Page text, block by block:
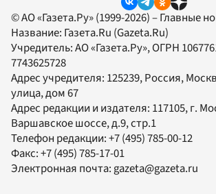
© АО «Газета.Ру» (1999-2026) – Главные
Название: Газета.Ru (Gazeta.Ru)
Учредитель:АО «Газета.Ру», ОГРН
7743625728
Адрес учредителя: 125239, Россия,
улица, дом 67
Адрес редакции и издателя: 117105, г.
Варшавское шоссе, д.9, стр.1
Телефон редакции:+7 (495) 785-00-12
Факс:+7 (495) 785-17-01
Электронная почта:gazeta@gazeta.ru